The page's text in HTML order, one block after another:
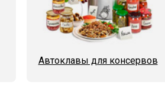
Автоклавы для консервов